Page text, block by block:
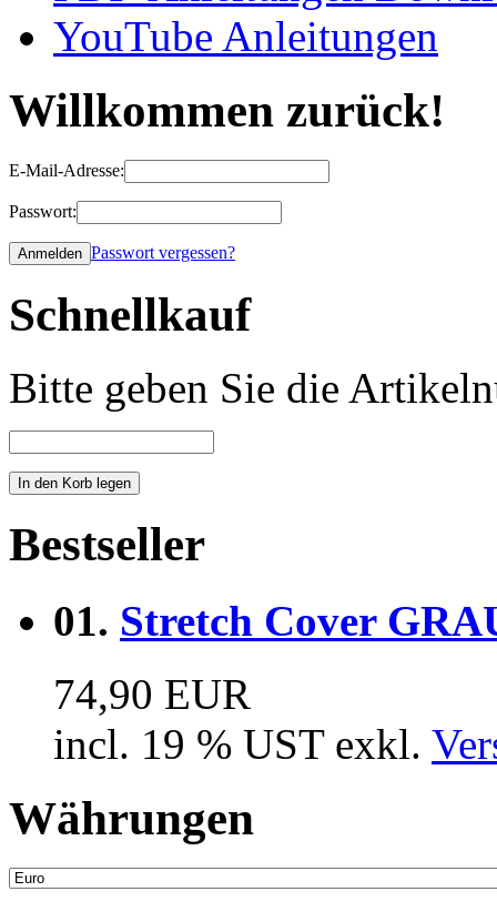
YouTube Anleitungen
Willkommen zurück!
E-Mail-Adresse:
Passwort:
Passwort vergessen?
Schnellkauf
Bitte geben Sie die
Bestseller
01. Stretch Cover
74,90 EUR
incl. 19 % UST exkl.
Währungen